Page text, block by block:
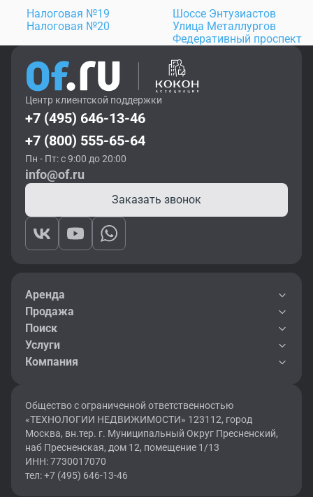
Налоговая №19
Налоговая №20
Шоссе Энтузиастов
Улица Металлургов
Федеративный проспект
Центр клиентской поддержки
+7 (495) 646-13-46
+7 (800) 555-65-64
Пн - Пт: с 9:00 до 20:00
info@of.ru
Заказать звонок
Аренда
Продажа
Поиск
Услуги
Компания
Общество с ограниченной ответственностью
«ТЕХНОЛОГИИ НЕДВИЖИМОСТИ» 123112, город
Москва, вн.тер. г. Муниципальный Округ Пресненский,
наб Пресненская, дом 12, помещение 1/13
ИНН: 7730017070
тел: +7 (495) 646-13-46